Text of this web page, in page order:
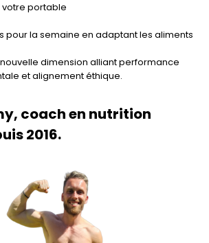
votre portable
pour la semaine en adaptant les aliments
dimension alliant performance
et alignement éthique.
coach en nutrition
2016.